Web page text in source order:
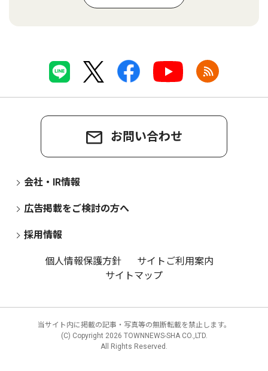
お問い合わせ
会社・IR情報
広告掲載をご検討の方へ
採用情報
個人情報保護方針
サイトご利用案内
サイトマップ
当サイト内に掲載の記事・写真等の無断転載を禁止します。
(C) Copyright 2026 TOWNNEWS-SHA CO.,LTD.
All Rights Reserved.